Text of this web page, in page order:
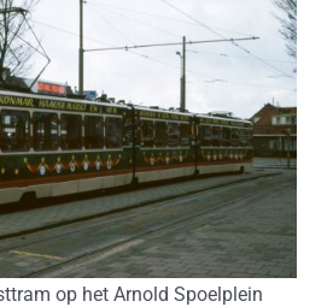
op het Arnold Spoelplein